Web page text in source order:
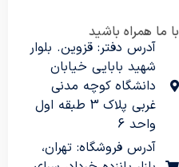
با ما همراه باشید
آدرس دفتر: قزوین. بلوار
شهید بابایی خیابان
دانشگاه کوچه مدنی
غربی پلاک 3 طبقه اول
واحد 6
آدرس فروشگاه: تهران،